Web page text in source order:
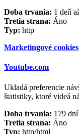
Doba trvania: 1 deň
Tretia strana: Áno
Typ: http
Marketingové cookies
Youtube.com
Ukladá preferencie
štatistiky, ktoré videá
Doba trvania: 179 dní
Tretia strana: Áno
Typ: http/html